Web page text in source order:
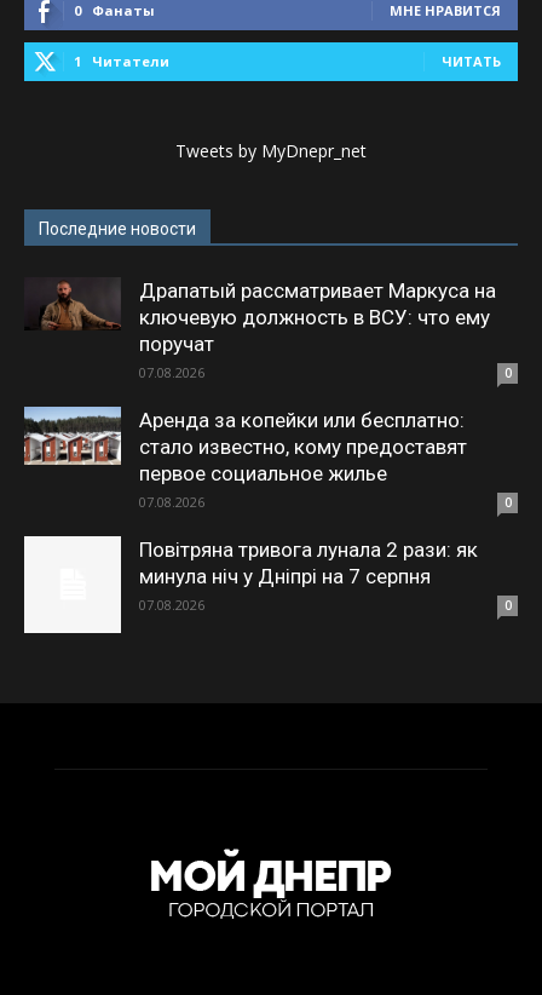
0 Фанаты МНЕ НРАВИТСЯ
1 Читатели ЧИТАТЬ
Tweets by MyDnepr_net
Последние новости
Драпатый рассматривает Маркуса на
ключевую должность в ВСУ: что ему
поручат
07.08.2026 0
Аренда за копейки или бесплатно:
стало известно, кому предоставят
первое социальное жилье
07.08.2026 0
Повітряна тривога лунала 2 рази: як
минула ніч у Дніпрі на 7 серпня
07.08.2026 0